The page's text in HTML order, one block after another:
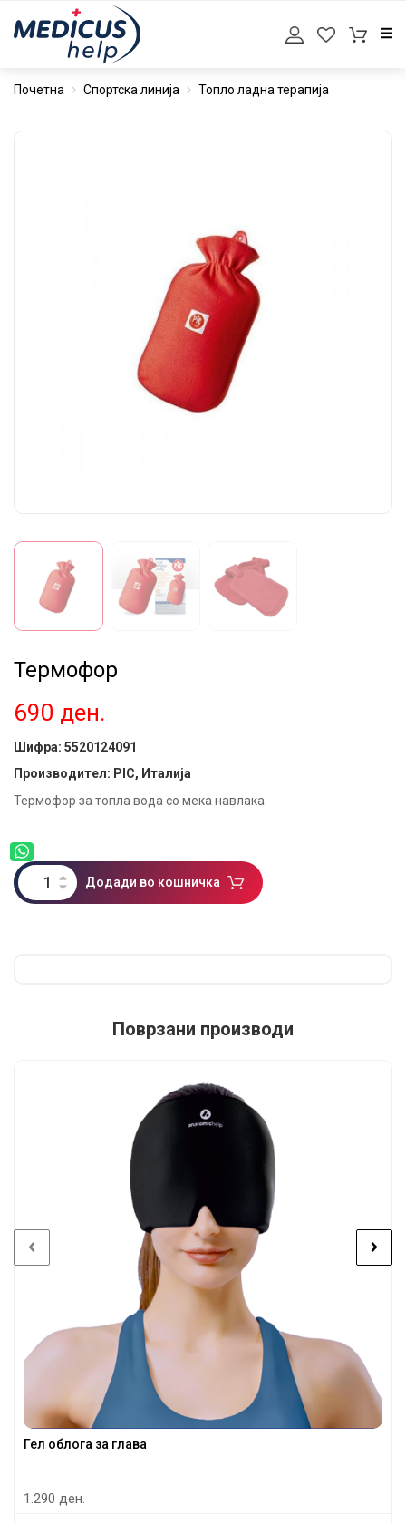
Почетна Спортска линија Топло ладна терапија
Термофор
690 ден.
Шифра: 5520124091
Производител: PIC, Италија
Термофор за топла вода со мека навлака.
Додади во кошничка
Поврзани производи
Гел облога за глава
1.290 ден.